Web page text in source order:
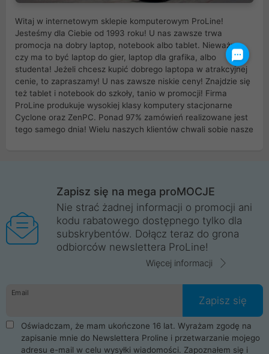
Witaj w internetowym sklepie komputerowym ProLine!
Jesteśmy dla Ciebie od 1993 roku! U nas zawsze trwa
promocja na dobry laptop, notebook albo tablet. Nieważne
czy ma to być laptop do gier, laptop dla grafika, albo
studenta! Jeżeli chcesz kupić dobrego laptopa w atrakcyjnej
cenie, to zapraszamy! U nas zawsze niskie ceny! Znajdzie się
też tablet i notebook do szkoły, tanio w promocji! Firma
ProLine produkuje wysokiej klasy komputery stacjonarne
Cyclone oraz ZenPC. Ponad 97% zamówień realizowane jest
tego samego dnia! Wielu naszych klientów chwali sobie nasze
Wrocław, Poznań, Legnica, Katowice, Gliwice, Kalisz, Bytom,
Trzebnica, Opole. Szybka i profesjonalna obsługa!
ProLine to polska firma ze 100% polskim kapitałem. Działamy
legalnie i płacimy podatki w naszym kraju! Posiadamy siedzibę
główną w Mirkowie oraz salony na terenie kraju. Cała
komunikacja ze sklepem komputerowym ProLine jest
danych osobowych. Dlatego zakup notebooka albo laptopa w
ProLine to czysta przyjemność i pełne bezpieczeństwo.
Zaopatrzysz się u nas w akcesoria i części komputerowe
takie jak procesory, karty graficzne, płyty główne, pamięci,
dyski SSD, M.2 oraz HDD. Nasi pracownicy pomogą Ci wybrać
najlepszy zasilacz komputerowy oraz obudowę do komputera.
Zapisz się na mega proMOCJE
Nie strać żadnej informacji o promocji ani
kodu rabatowego dostępnego tylko dla
subskrybentów. Dołącz teraz do grona
odbiorców newslettera ProLine!
Więcej informacji
Email
Zapisz się
Oświadczam, że mam ukończone 16 lat. Wyrażam zgodę na
zapisanie mnie do Newslettera Proline i przetwarzanie mojego
adresu e-mail w celu wysyłki wiadomości. Zapoznałem się i